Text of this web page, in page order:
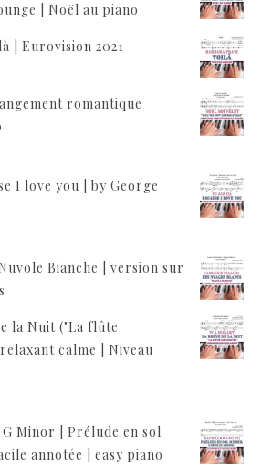
| Noël au piano
| Eurovision 2021
romantique
I love you | by George
Bianche | version sur
la Nuit ("La flûte
calme | Niveau
Minor | Prélude en sol
annotée | easy piano